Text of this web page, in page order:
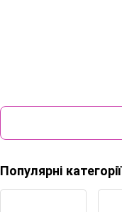
Популярні категорії